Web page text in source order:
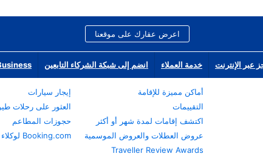
اعرض عقارك على موقعنا
عبر الإنترنت خدمة العملاء انضم إلى شبكة الشركاء التابعين
أماكن مميزة للإقامة
التقييمات
اكتشف إقامات لمدة شهر أو أكثر
عروض العطلات والعروض الموسمية
Traveller Review Awards
إيجار سيارات
العثور على رحلات
حجوزات المطاعم
Booking.com لوكلاء السفر